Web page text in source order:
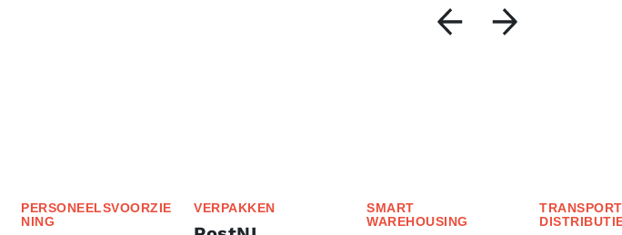
PERSONEELSVOORZIE
NING
VERPAKKEN
SMART
WAREHOUSING